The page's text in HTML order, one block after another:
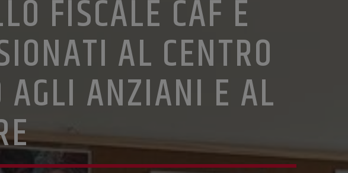
FISCALE CAF E
AL CENTRO
AGLI ANZIANI E AL